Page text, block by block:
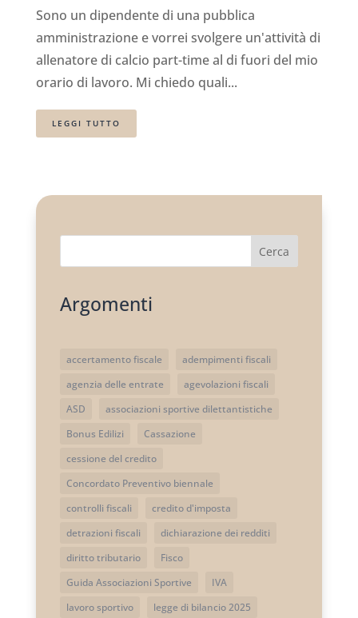
Sono un dipendente di una pubblica
amministrazione e vorrei svolgere un'attività di
allenatore di calcio part-time al di fuori del mio
orario di lavoro. Mi chiedo quali...
LEGGI TUTTO
Cerca
Argomenti
accertamento fiscale
adempimenti fiscali
agenzia delle entrate
agevolazioni fiscali
ASD
associazioni sportive dilettantistiche
Bonus Edilizi
Cassazione
cessione del credito
Concordato Preventivo biennale
controlli fiscali
credito d'imposta
detrazioni fiscali
dichiarazione dei redditi
diritto tributario
Fisco
Guida Associazioni Sportive
IVA
lavoro sportivo
legge di bilancio 2025